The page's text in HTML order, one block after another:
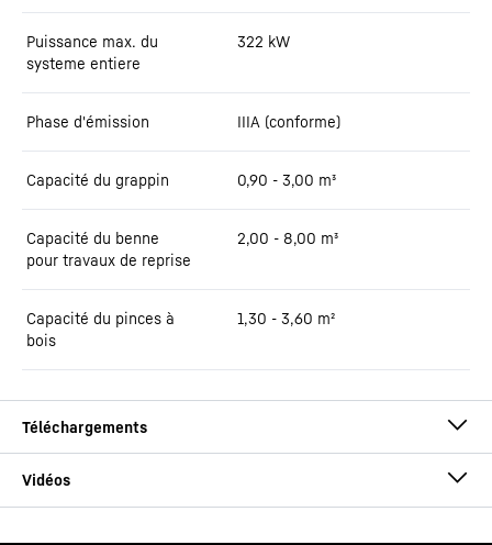
Puissance max. du
systeme entiere
322 kW
Phase d'émission IIIA (conforme)
Capacité du grappin 0,90 - 3,00 m³
Capacité du benne
pour travaux de reprise
2,00 - 8,00 m³
Capacité du pinces à
bois
1,30 - 3,60 m²
Brochure LH 60 Port Litronic